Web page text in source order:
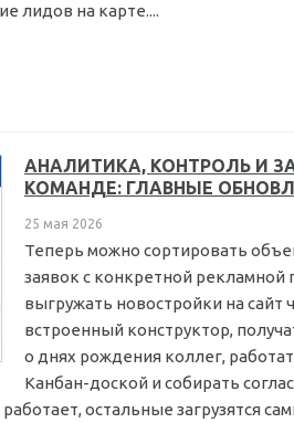
лидов на карте....
АНАЛИТИКА, КОНТРОЛЬ И
КОМАНДЕ: ГЛАВНЫЕ
25 мая 2026
Теперь можно сортировать
заявок с конкретной
выгружать новостройки на сайт
встроенный конструктор,
о днях рождения коллег,
Канбан-доской и собирать
остальные загрузятся